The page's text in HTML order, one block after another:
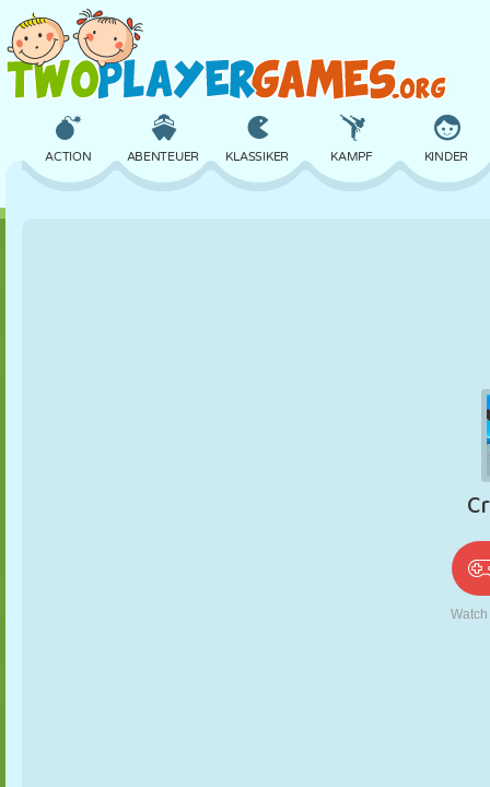
ACTION ABENTEUER KLASSIKER KAMPF KINDER
ROBOTER